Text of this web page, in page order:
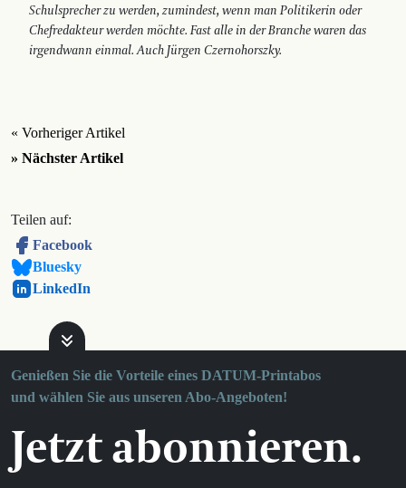
Schulsprecher zu werden, zumindest, wenn man Politikerin oder
Chefredakteur werden möchte. Fast alle in der Branche waren das
irgendwann einmal. Auch Jürgen Czernohorszky.
« Vorheriger Artikel
» Nächster Artikel
Teilen auf:
Facebook
Bluesky
LinkedIn
Genießen Sie die Vorteile eines DATUM-Printabos
und wählen Sie aus unseren Abo-Angeboten!
Jetzt abonnieren.